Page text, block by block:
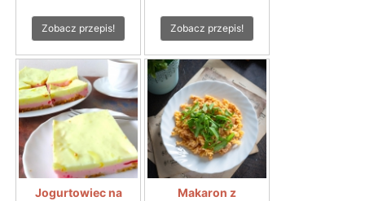
Zobacz przepis! Zobacz przepis!
Jogurtowiec na
Makaron z